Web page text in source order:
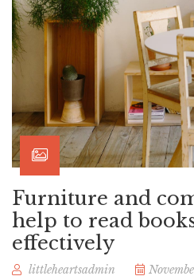
Furniture and
help to read
effectively
littleheartsadmin